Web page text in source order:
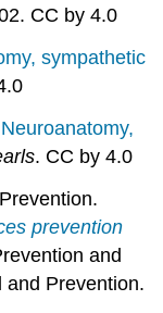
CC by 4.0
sympathetic
Neuroanatomy,
. CC by 4.0
prevention
and
and Prevention.